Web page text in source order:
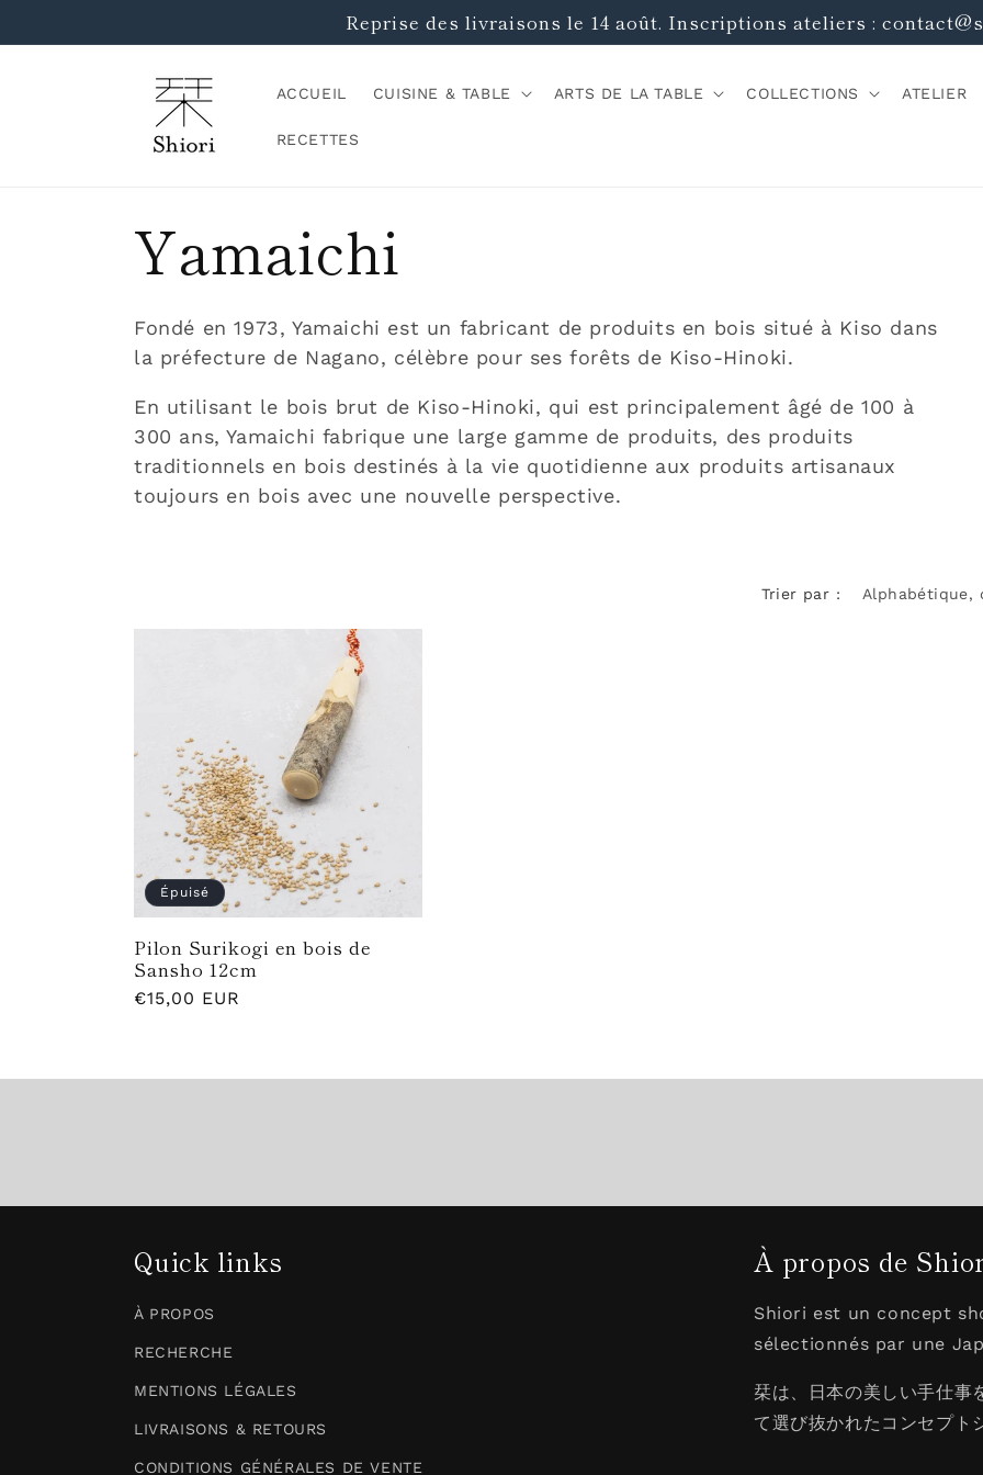
au
Reprise des livraisons le 14 août. Inscriptions ateliers :
ACCUEIL CUISINE & TABLE ARTS DE LA TABLE COLLECTIONS ATELIER
RECETTES
C
o
l
l
e
i
o
n
:
Yamaichi
Fondé en 1973, Yamaichi est un fabricant de produits en bois situé à Kiso dans
la préfecture de Nagano, célèbre pour ses forêts de Kiso-Hinoki.
En utilisant le bois brut de Kiso-Hinoki, qui est principalement âgé de 100 à
300 ans, Yamaichi fabrique une large gamme de produits, des produits
traditionnels en bois destinés à la vie quotidienne aux produits artisanaux
toujours en bois avec une nouvelle perspective.
Trier par :
Épuisé
Pilon Surikogi en bois de
Sansho 12cm
Prix
€15,00 EUR
Quick links
À PROPOS
RECHERCHE
MENTIONS LÉGALES
LIVRAISONS & RETOURS
CONDITIONS GÉNÉRALES DE VENTE
À propos de
Shiori est un concept
sélectionnés par une
栞は、日本の美しい手仕事
て選び抜かれたコンセプト